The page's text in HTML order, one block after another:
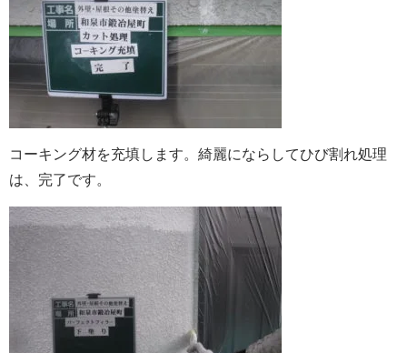
コーキング材を充填します。綺麗にならしてひび割れ処理
は、完了です。